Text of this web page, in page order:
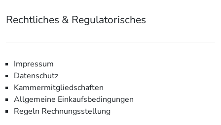
Rechtliches & Regulatorisches
Impressum
Datenschutz
Kammermitgliedschaften
Allgemeine Einkaufsbedingungen
Regeln Rechnungsstellung